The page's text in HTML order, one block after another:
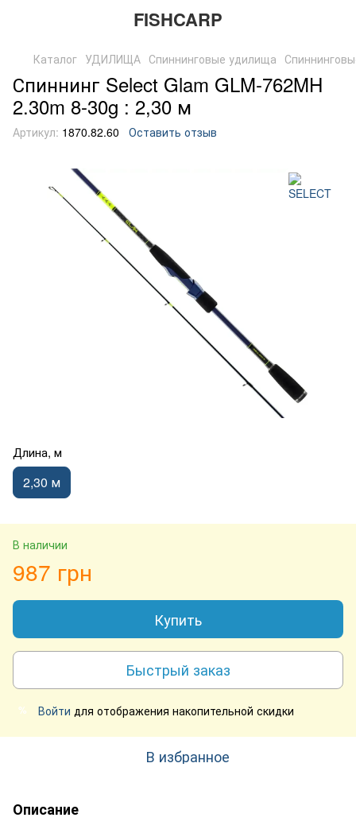
FISHCARP
Каталог УДИЛИЩА Спиннинговые удилища
Спиннинг Select Glam GLM-762MH
2.30m 8-30g : 2,30 м
Артикул: 1870.82.60 Оставить отзыв
Длина, м
2,30 м
В наличии
987 грн
Купить
Быстрый заказ
% Войти для отображения накопительной скидки
В избранное
Описание